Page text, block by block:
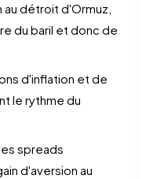
au détroit d'Ormuz,
du baril et donc de
d'inflation et de
le rythme du
spreads
d'aversion au